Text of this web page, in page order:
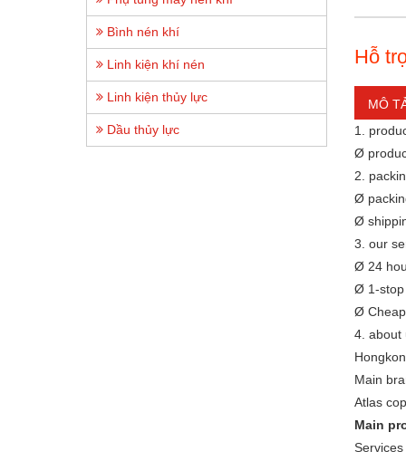
Bình nén khí
Linh kiện khí nén
Linh kiện thủy lực
Dầu thủy lực
Hỗ
MÔ
1.
Ø
2.
Ø
Ø
3. our
Ø 24
Ø 1-stop
Ø
4. about
Main
Atlas
Main